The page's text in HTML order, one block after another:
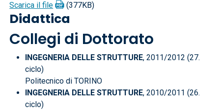
Scarica il file (377KB)
Didattica
Collegi di Dottorato
INGEGNERIA DELLE STRUTTURE, 2011/2012 (27.
ciclo)
Politecnico di TORINO
INGEGNERIA DELLE STRUTTURE, 2010/2011 (26.
ciclo)